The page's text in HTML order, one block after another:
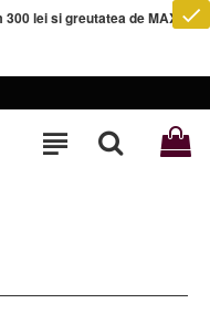
lei si greutatea de MAXIM 5